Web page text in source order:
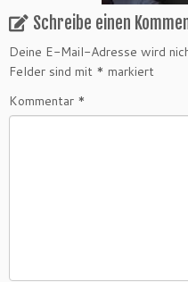
Schreibe einen
Deine E-Mail-Adresse wird
Felder sind mit * markiert
Kommentar *